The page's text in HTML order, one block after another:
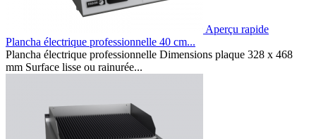
Aperçu rapide
Plancha électrique professionnelle 40 cm...
Plancha électrique professionnelle Dimensions plaque 328 x 468
mm Surface lisse ou rainurée...